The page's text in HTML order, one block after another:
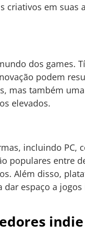
criativos em suas
dos games.
podem
mas também
elevados.
incluindo PC,
populares entre
Além disso,
dar espaço a
indie